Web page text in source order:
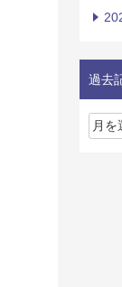
過去